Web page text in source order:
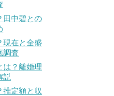
田中碧との
現在と全盛
調査
は？離婚理
説
推定額と収